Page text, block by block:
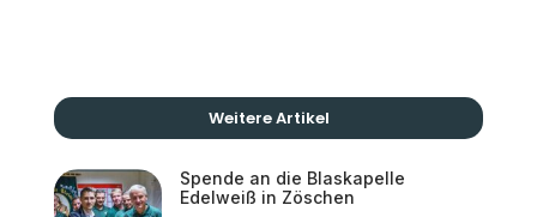
Weitere Artikel
Spende an die Blaskapelle
Edelweiß in Zöschen